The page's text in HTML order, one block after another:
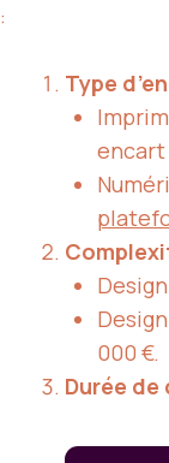
:
Type
encart
000 €.
Durée